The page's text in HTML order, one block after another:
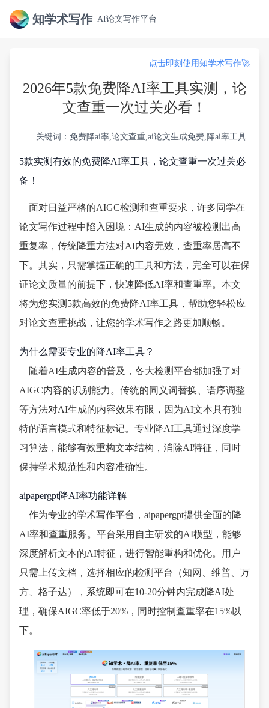
知学术写作 AI论文写作平台
点击即刻使用知学术写作🚀
2026年5款免费降AI率工具实测，论
文查重一次过关必看！
关键词：免费降ai率,论文查重,ai论文生成免费,降ai率工具
5款实测有效的免费降AI率工具，论文查重一次过关必
备！
面对日益严格的AIGC检测和查重要求，许多同学在
论文写作过程中陷入困境：AI生成的内容被检测出高
重复率，传统降重方法对AI内容无效，查重率居高不
下。其实，只需掌握正确的工具和方法，完全可以在保
证论文质量的前提下，快速降低AI率和查重率。本文
将为您实测5款高效的免费降AI率工具，帮助您轻松应
对论文查重挑战，让您的学术写作之路更加顺畅。
为什么需要专业的降AI率工具？
随着AI生成内容的普及，各大检测平台都加强了对
AIGC内容的识别能力。传统的同义词替换、语序调整
等方法对AI生成的内容效果有限，因为AI文本具有独
特的语言模式和特征标记。专业降AI工具通过深度学
习算法，能够有效重构文本结构，消除AI特征，同时
保持学术规范性和内容准确性。
aipapergpt降AI率功能详解
作为专业的学术写作平台，aipapergpt提供全面的降
AI率和查重服务。平台采用自主研发的AI模型，能够
深度解析文本的AI特征，进行智能重构和优化。用户
只需上传文档，选择相应的检测平台（知网、维普、万
方、格子达），系统即可在10-20分钟内完成降AI处
理，确保AIGC率低于20%，同时控制查重率在15%以
下。